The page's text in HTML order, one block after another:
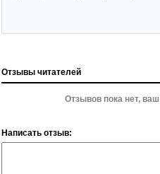
Отзывы читателей
Отзывов пока нет,
Написать отзыв: